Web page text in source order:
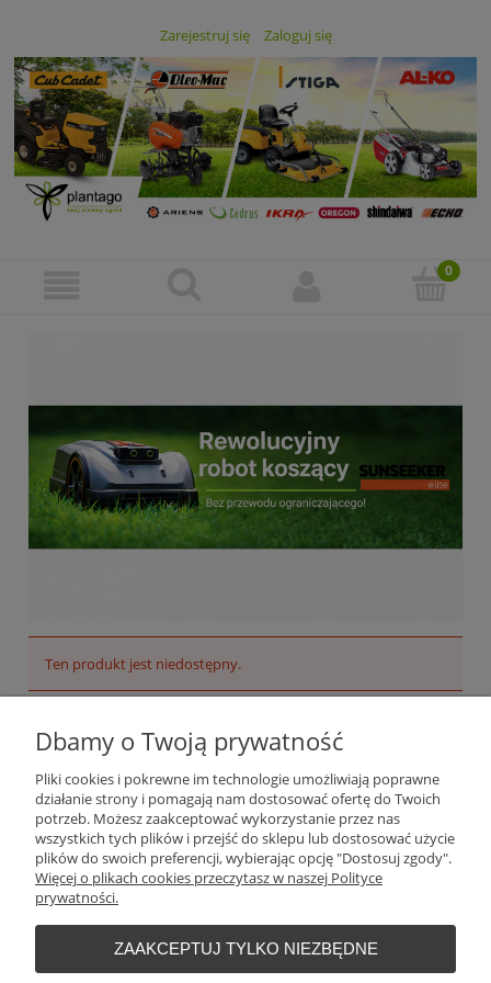
Zarejestruj się Zaloguj się
Ten produkt jest niedostępny.
ul. Warszawska 281
26-110Skarżysko-Kamienna
+48 509 457 733
E-mail:plantago@plantago.pl
Pomoc
Płatności i dostawa
Dbamy o Twoją prywatność
Pliki cookies i pokrewne im technologie umożliwiają poprawne
działanie strony i pomagają nam dostosować ofertę do Twoich
potrzeb. Możesz zaakceptować wykorzystanie przez nas
wszystkich tych plików i przejść do sklepu lub dostosować użycie
plików do swoich preferencji, wybierając opcję "Dostosuj zgody".
Więcej o plikach cookies przeczytasz w naszej Polityce
prywatności.
ZAAKCEPTUJ TYLKO NIEZBĘDNE